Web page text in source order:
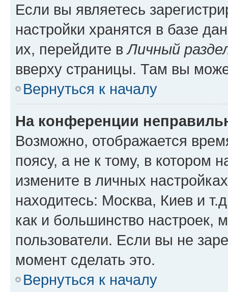
Если вы являетесь
настройки хранятся в базе
их, перейдите вЛичный
вверху страницы. Там вы
Вернуться к началу
На конференции
Возможно, отображается
поясу, а не к тому, в котором
измените в личных
находитесь: Москва, Киев и
как и большинство настроек,
пользователи. Если вы не
момент сделать это.
Вернуться к началу